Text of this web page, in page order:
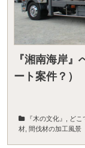
『湘南海岸
ート案件？）
『木の文化』 どこ
材 間伐材の加工風景